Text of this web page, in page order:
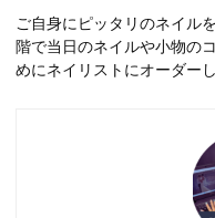
ご自身にピッタリのネイル
階で当日のネイルや小物の
めにネイリストにオーダー